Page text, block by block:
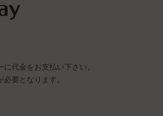
代金をお支払い下さい。
要となります。